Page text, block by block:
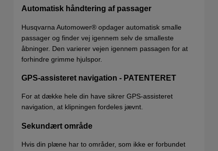
Automatisk håndtering af passager
Husqvarna Automower® opdager automatisk smalle
passager og finder vej igennem selv de smalleste
åbninger. Den varierer vejen igennem passagen for at
forhindre grimme hjulspor.
GPS-assisteret navigation - PATENTERET
For at dække hele din have sikrer GPS-assisteret
navigation, at klipningen fordeles jævnt.
Sekundært område
Hvis din plæne har to områder, som ikke er forbundet